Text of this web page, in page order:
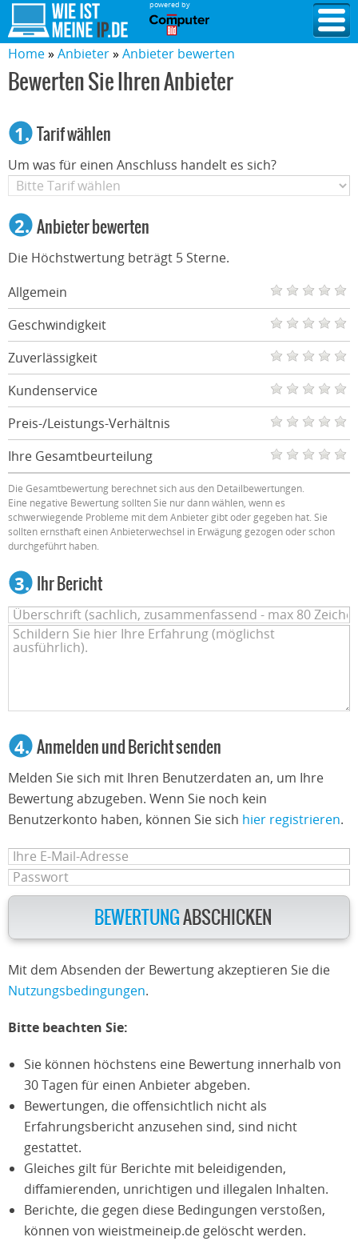
powered by
Home Anbieter Anbieter bewerten
Bewerten Sie Ihren Anbieter
1. Tarif wählen
Um was für einen Anschluss handelt es sich?
2. Anbieter bewerten
Die Höchstwertung beträgt 5 Sterne.
Allgemein
Geschwindigkeit
Zuverlässigkeit
Kundenservice
Preis-/Leistungs-Verhältnis
Ihre Gesamtbeurteilung
Die Gesamtbewertung berechnet sich aus den Detailbewertungen.
Eine negative Bewertung sollten Sie nur dann wählen, wenn es
schwerwiegende Probleme mit dem Anbieter gibt oder gegeben hat. Sie
sollten ernsthaft einen Anbieterwechsel in Erwägung gezogen oder schon
durchgeführt haben.
3. Ihr Bericht
4. Anmelden und Bericht senden
Melden Sie sich mit Ihren Benutzerdaten an, um Ihre
Bewertung abzugeben. Wenn Sie noch kein
Benutzerkonto haben, können Sie sich hier registrieren.
BEWERTUNGABSCHICKEN
Mit dem Absenden der Bewertung akzeptieren Sie die
Nutzungsbedingungen.
Bitte beachten Sie:
Sie können höchstens eine Bewertung innerhalb von
30 Tagen für einen Anbieter abgeben.
Bewertungen, die offensichtlich nicht als
Erfahrungsbericht anzusehen sind, sind nicht
gestattet.
Gleiches gilt für Berichte mit beleidigenden,
diffamierenden, unrichtigen und illegalen Inhalten.
Berichte, die gegen diese Bedingungen verstoßen,
können von wieistmeineip.de gelöscht werden.